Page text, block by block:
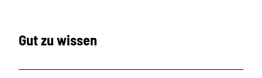
Gut zu wissen